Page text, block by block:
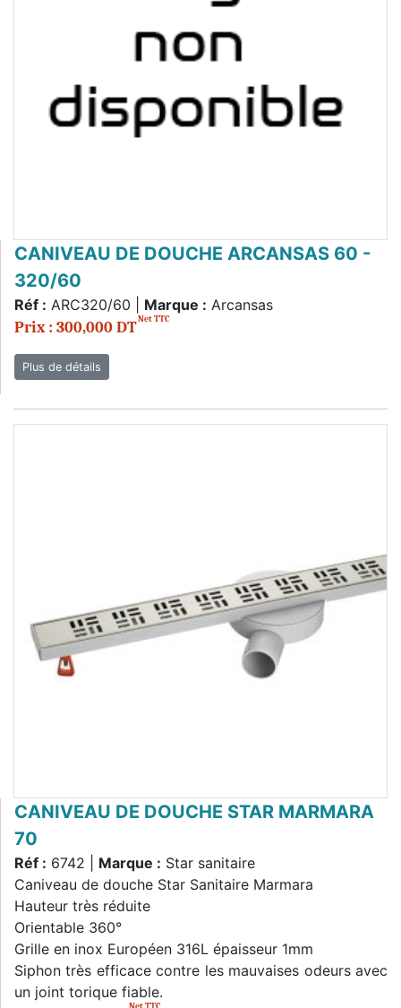
CANIVEAU DE DOUCHE ARCANSAS 60 -
320/60
Réf : ARC320/60 | Marque : Arcansas
Prix : 300,000 DTNet TTC
Plus de détails
CANIVEAU DE DOUCHE STAR MARMARA
70
Réf : 6742 | Marque : Star sanitaire
Caniveau de douche Star Sanitaire Marmara
Hauteur très réduite
Orientable 360°
Grille en inox Européen 316L épaisseur 1mm
Siphon très efficace contre les mauvaises odeurs avec
un joint torique fiable.